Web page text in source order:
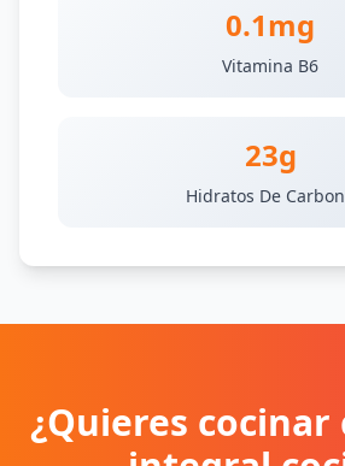
0.1mg
Vitamina B6
23g
Hidratos De
¿Quieres